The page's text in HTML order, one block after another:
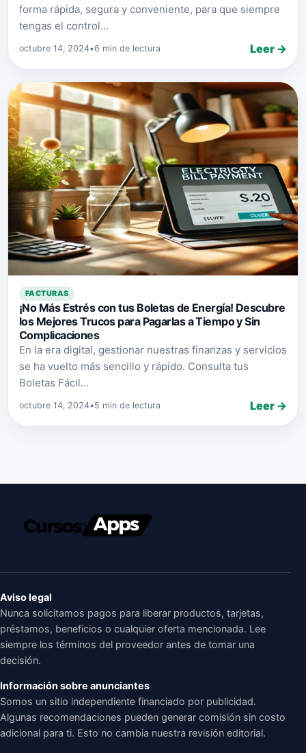
forma rápida, segura y conveniente, para que siempre
tengas el control...
octubre 14, 2024•6 min de lectura Leer →
FACTURAS
¡No Más Estrés con tus Boletas de Energía! Descubre
los Mejores Trucos para Pagarlas a Tiempo y Sin
Complicaciones
En la era digital, gestionar nuestras finanzas y servicios
se ha vuelto más sencillo y rápido. Consulta tus
Boletas Fácil...
octubre 14, 2024•5 min de lectura Leer →
Aviso legal
Nunca solicitamos pagos para liberar productos, tarjetas,
préstamos, beneficios o cualquier oferta mencionada. Lee
siempre los términos del proveedor antes de tomar una
decisión.
Información sobre anunciantes
Somos un sitio independiente financiado por publicidad.
Algunas recomendaciones pueden generar comisión sin costo
adicional para ti. Esto no cambia nuestra revisión editorial.